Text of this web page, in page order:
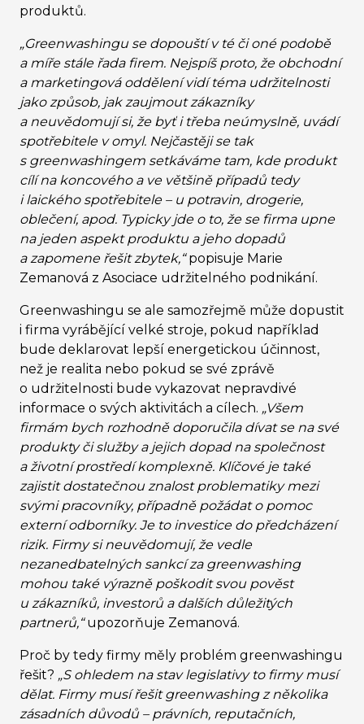
produktů.
„Greenwashingu se dopouští v té či oné podobě
a míře stále řada firem. Nejspíš proto, že obchodní
a marketingová oddělení vidí téma udržitelnosti
jako způsob, jak zaujmout zákazníky
a neuvědomují si, že byť i třeba neúmyslně, uvádí
spotřebitele v omyl. Nejčastěji se tak
s greenwashingem setkáváme tam, kde produkt
cílí na koncového a ve většině případů tedy
i laického spotřebitele – u potravin, drogerie,
oblečení, apod. Typicky jde o to, že se firma upne
na jeden aspekt produktu a jeho dopadů
a zapomene řešit zbytek,“popisuje Marie
Zemanová z Asociace udržitelného podnikání.
Greenwashingu se ale samozřejmě může dopustit
i firma vyrábějící velké stroje, pokud například
bude deklarovat lepší energetickou účinnost,
než je realita nebo pokud se své zprávě
o udržitelnosti bude vykazovat nepravdivé
informace o svých aktivitách a cílech. „Všem
firmám bych rozhodně doporučila dívat se na své
produkty či služby a jejich dopad na společnost
a životní prostředí komplexně. Klíčové je také
zajistit dostatečnou znalost problematiky mezi
svými pracovníky, případně požádat o pomoc
externí odborníky. Je to investice do předcházení
rizik. Firmy si neuvědomují, že vedle
nezanedbatelných sankcí za greenwashing
mohou také výrazně poškodit svou pověst
u zákazníků, investorů a dalších důležitých
partnerů,“upozorňuje Zemanová.
Proč by tedy firmy měly problém greenwashingu
řešit? „S ohledem na stav legislativy to firmy musí
dělat. Firmy musí řešit greenwashing z několika
zásadních důvodů – právních, reputačních,